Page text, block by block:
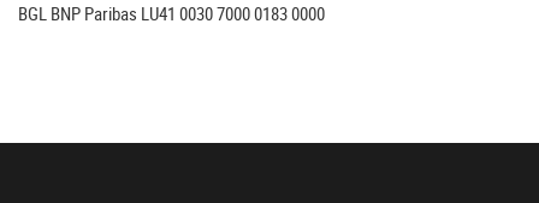
BGL BNP Paribas LU41 0030 7000 0183 0000